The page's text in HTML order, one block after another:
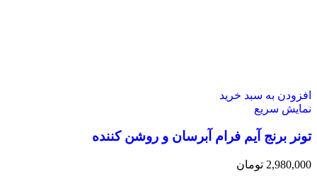
افزودن به سبد خرید
نمایش سریع
تونر برنج آیم فرام آبرسان و روشن کننده
2,980,000 تومان